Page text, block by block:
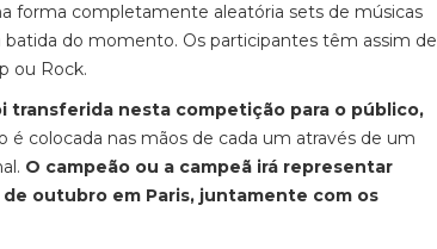
forma completamente aleatória sets de músicas
do momento. Os participantes têm assim de
ou Rock.
transferida nesta competição para o público,
é colocada nas mãos de cada um através de um
O campeão ou a campeã irá representar
outubro em Paris, juntamente com os